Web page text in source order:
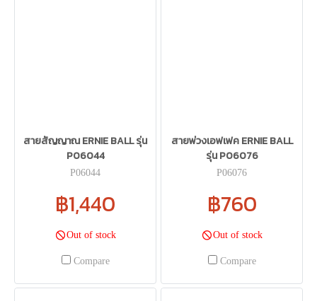
สายสัญญาณ ERNIE BALL รุ่น
P06044
P06044
฿1,440
Out of stock
Compare
สายพ่วงเอฟเฟค ERNIE BALL
รุ่น P06076
P06076
฿760
Out of stock
Compare